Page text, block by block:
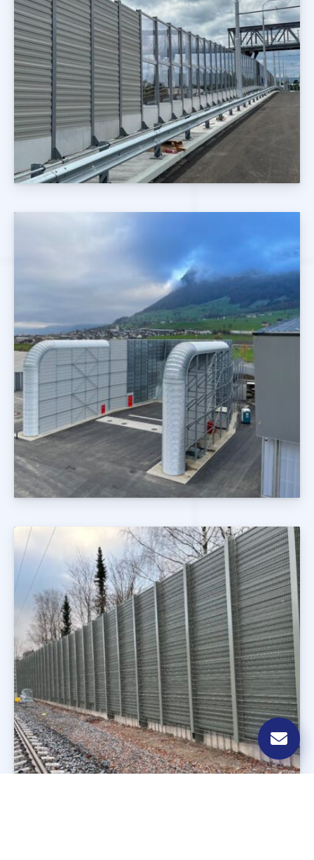
Ekrany Drogowe i Kolejowe Realizacje
Pozostałe Realizacje Realizacje
Ekrany Drogowe i Kolejowe Realizacje